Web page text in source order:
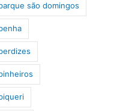
são domingos